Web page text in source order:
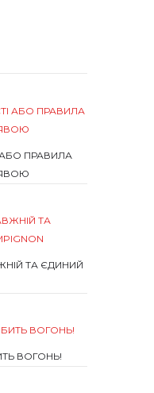
ПРАВИЛА
ТА ЄДИНИЙ
ВОГОНЬ!